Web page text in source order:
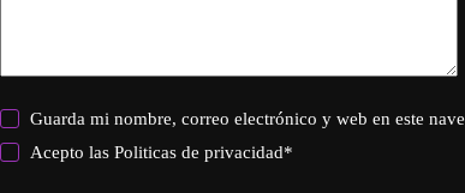
Guarda mi nombre, correo electrónico y web en este
Acepto lasPoliticas de privacidad*